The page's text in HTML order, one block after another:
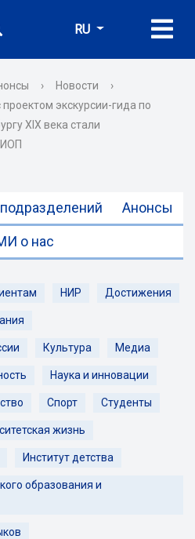
RU
› Новости
›
экскурсии-гида по
XIX века стали
Анонсы
о нас
НИР Достижения
Культура Медиа
Наука и инновации
Спорт Студенты
жизнь
Институт детства
образования и